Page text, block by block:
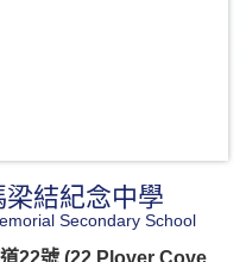
結紀念中學
Secondary School
22號 (22 Plover Cove